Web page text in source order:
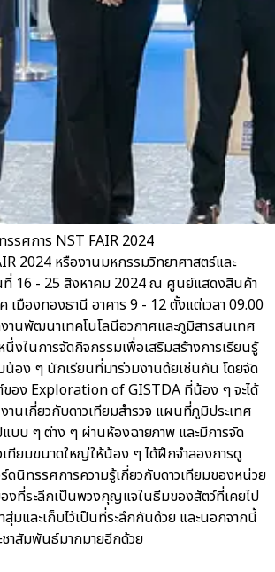
รศการ NST FAIR 2024
2024 หรืองานมหกรรมวิทยาศาสตร์และ
ที่ 16 - 25 สิงหาคม 2024 ณ ศูนย์แสดงสินค้า
เมืองทองธานี อาคาร 9 - 12 ตั้งแต่เวลา 09.00
านพัฒนาเทคโนโลนีอวกาศและภูมิสารสนเทศ
งในการจัดกิจกรรมเพื่อเสริมสร้างการเรียนรู้
น้อง ๆ นักเรียนที่มาร่วมงานด้ยเช่นกัน โดยจัด
อง Exploration of GISTDA ที่น้อง ๆ จะได้
านเกี่ยวกับดาวเทียมสำรวจ แผนที่ภูมิประเทศ
แบบ ๆ ต่าง ๆ ผ่านห้องฉายภาพ และมีการจัด
เทียมขนาดใหญ่ให้น้อง ๆ ได้ฝึกจำลองการดู
นิทรรศการความรู้เกี่ยวกับดาวเทียมของหน่วย
งที่ระลึกเป็นพวงกุญแจในธีมของสัตว์ที่เคยไป
มและเก็บไว้เป็นที่ระลึกกันด้วย และนอกจากนี้
าสัมพันธ์มากมายอีกด้วย